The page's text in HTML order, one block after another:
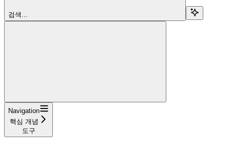
검색...
Navigation
핵심 개념
도구